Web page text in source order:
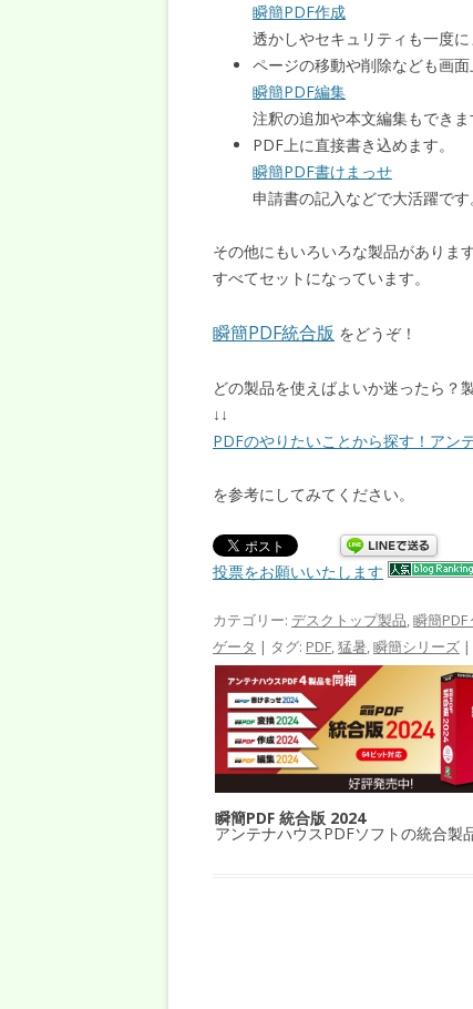
瞬簡PDF作成
透かしやセキュリティも一度に
ページの移動や削除なども画面
瞬簡PDF編集
注釈の追加や本文編集もできま
PDF上に直接書き込めます。
瞬簡PDF書けまっせ
申請書の記入などで大活躍です
その他にもいろいろな製品がありま
すべてセットになっています。
瞬簡PDF統合版 をどうぞ！
どの製品を使えばよいか迷ったら？
↓↓
PDFのやりたいことから探す！アン
を参考にしてみてください。
投票をお願いいたします
カテゴリー: デスクトップ製品,瞬簡PDF
ゲータ | タグ: PDF,猛暑,瞬簡シリーズ |
瞬簡PDF 統合版 2024
アンテナハウスPDFソフトの統合製